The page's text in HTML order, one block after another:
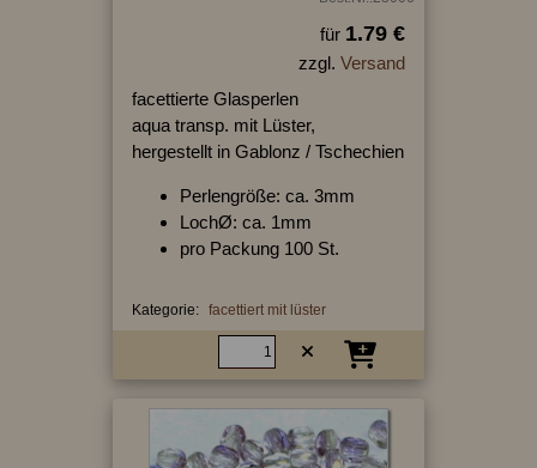
für 1.79 €
zzgl. Versand
facettierte Glasperlen
aqua transp. mit Lüster,
hergestellt in Gablonz / Tschechien
Perlengröße: ca. 3mm
LochØ: ca. 1mm
pro Packung 100 St.
Kategorie: facettiert mit lüster